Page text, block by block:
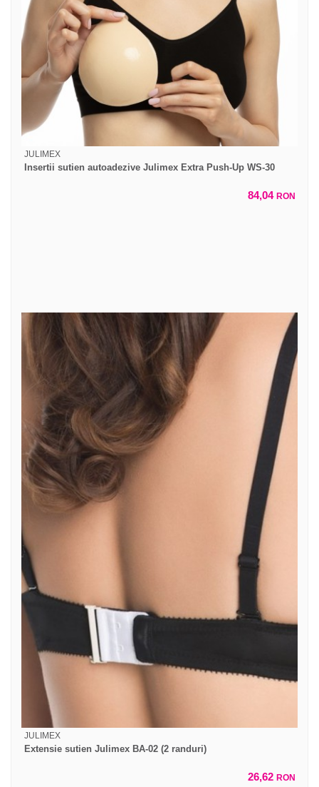
JULIMEX
Insertii sutien autoadezive Julimex Extra Push-Up WS-30
84,04 RON
JULIMEX
Extensie sutien Julimex BA-02 (2 randuri)
26,62 RON